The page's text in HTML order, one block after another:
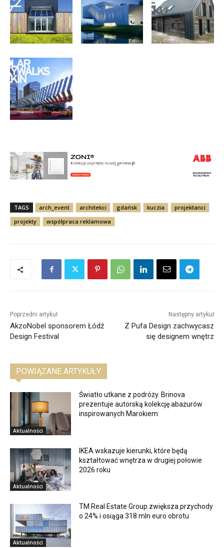
TAGS arch_event architekci gdańsk kuczia
projektanci
projekty
współpraca reklamowa
Poprzedni artykuł
AkzoNobel sponsorem Łódź
Design Festival
Następny artykuł
Z Pufa Design zachwycasz
się designem wnętrz
POWIĄZANE ARTYKUŁY
Aktualności
Światło utkane z podróży. Brinova
prezentuje autorską kolekcję abażurów
inspirowanych Marokiem
Aktualności
IKEA wskazuje kierunki, które będą
kształtować wnętrza w drugiej połowie
2026 roku
Aktualności
TM Real Estate Group zwiększa przychody
o 24% i osiąga 318 mln euro obrotu